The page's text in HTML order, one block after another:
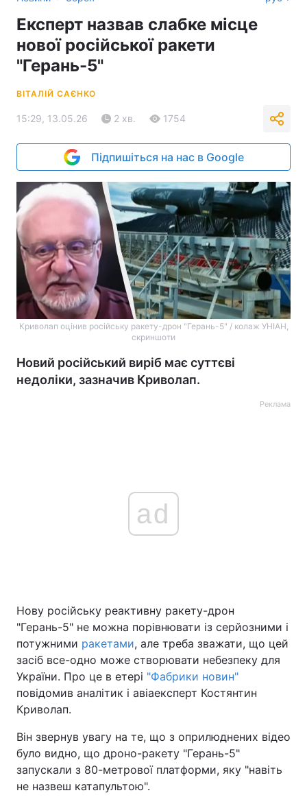
Експерт назвав слабке місце
нової російської ракети
"Герань-5"
ВІТАЛІЙ САЄНКО
15:29, 13.05.26 2 хв. 1754
Підпишіться на нас в Google
Криволап оцінив російську ракету-дрон "Герань-5" / колаж УНІАН,
скриншоти
Новий російський виріб має суттєві
недоліки, зазначив Криволап.
Реклама
ad
Нову російську реактивну ракету-дрон
"Герань-5" не можна порівнювати із серйозними і
потужними ракетами, але треба зважати, що цей
засіб все-одно може створювати небезпеку для
України. Про це в етері "Фабрики новин"
повідомив аналітик і авіаексперт Костянтин
Криволап.
Він звернув увагу на те, що з оприлюднених відео
було видно, що дроно-ракету "Герань-5"
запускали з 80-метрової платформи, яку "навіть
не назвеш катапультою".